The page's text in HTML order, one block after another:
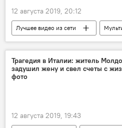
12 августа 2019, 20:12
Лучшее видео из сети
Новости
В мире
Трагедия в Италии: житель
задушил жену и свел счеты с
фото
12 августа 2019, 19:43